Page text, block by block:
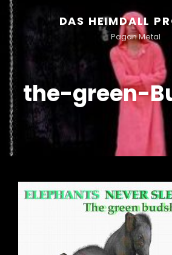
DAS HEIMDALL
Pagan Metal
the-green-